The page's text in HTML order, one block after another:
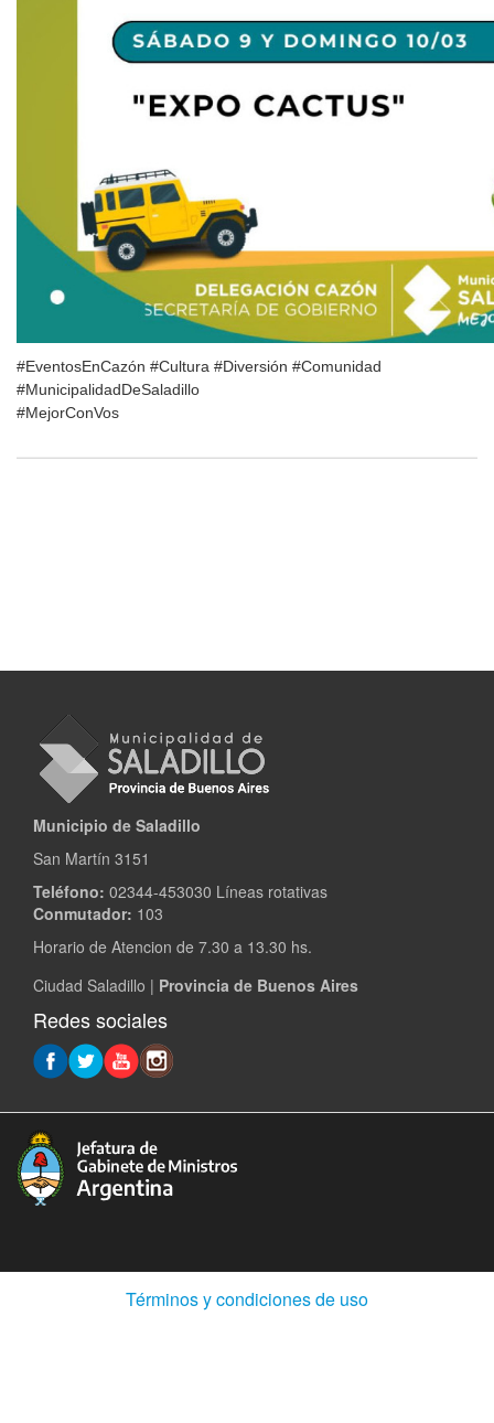
#EventosEnCazón #Cultura #Diversión #Comunidad
#MunicipalidadDeSaladillo
#MejorConVos
Municipio de Saladillo
San Martín 3151
Teléfono: 02344-453030 Líneas rotativas
Conmutador: 103
Horario de Atencion de 7.30 a 13.30 hs.
Ciudad Saladillo | Provincia de Buenos Aires
Redes sociales
Términos y condiciones de uso(Abre